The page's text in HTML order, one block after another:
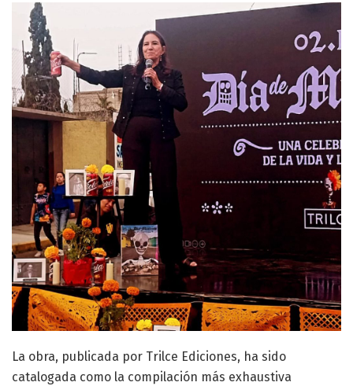
La obra, publicada por Trilce Ediciones, ha sido
catalogada como la compilación más exhaustiva